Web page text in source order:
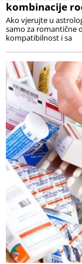
kombinacije
Ako vjerujte u
samo za romantične
kompatibilnost i sa